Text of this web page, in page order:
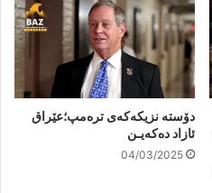
دۆستە نزیکەکەی ترەمپ؛عێراق
ئازاد دەکەیـن
04/03/2025